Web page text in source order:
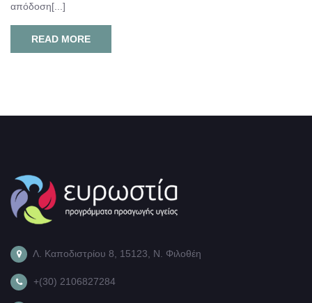
απόδοση[...]
READ MORE
Λ. Καποδιστρίου 8, 15123, Ν. Φιλοθέη
+(30) 2106827284